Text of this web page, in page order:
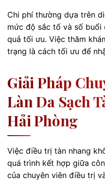
Chi phí thường dựa trên
mức độ sắc tố và số
quả tối ưu. Việc thăm
trạng là cách tối ưu để
Giải Pháp
Làn Da Sạch
Hải Phòng
Việc điều trị tàn nhang
quá trình kết hợp giữa
của chuyên viên điều trị